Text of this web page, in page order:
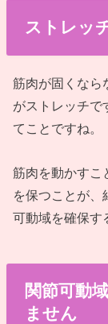
ストレッ
筋肉が固くなら
がストレッチで
てことですね。
筋肉を動かすこ
を保つことが、
可動域を確保す
関節可動
ません